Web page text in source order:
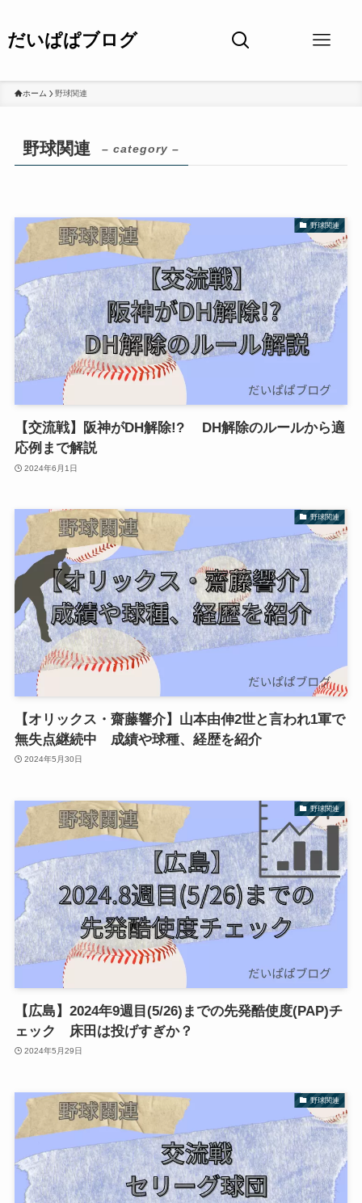
だいぱぱブログ
ホーム 野球関連
野球関連 – category –
野球関連
【交流戦】阪神がDH解除!? DH解除のルールから適
応例まで解説
2024年6月1日
野球関連
【オリックス・齋藤響介】山本由伸2世と言われ1軍で
無失点継続中 成績や球種、経歴を紹介
2024年5月30日
野球関連
【広島】2024年9週目(5/26)までの先発酷使度(PAP)チ
ェック 床田は投げすぎか？
2024年5月29日
野球関連